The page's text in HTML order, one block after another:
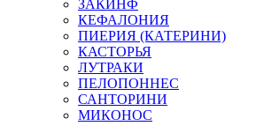
ЗАКИНФ
КЕФАЛОНИЯ
ПИЕРИЯ (КАТЕРИНИ)
КАСТОРЬЯ
ЛУТРАКИ
ПЕЛОПОННЕС
САНТОРИНИ
МИКОНОС